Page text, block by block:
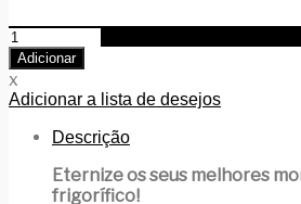
Quantidade
de
Íman
de
Cerâmica
Personalizado
Quadrado
Minimalista
Adicionar
x
Adicionar a lista de desejos
Descrição
Eternize os seus melhores
frigorífico!